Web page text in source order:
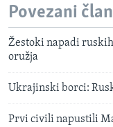
Povezani
Žestoki napadi
oružja
Ukrajinski borci:
Prvi civili napustili